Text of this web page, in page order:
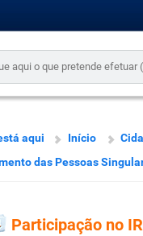
aqui Início
das Pessoas
Participação no